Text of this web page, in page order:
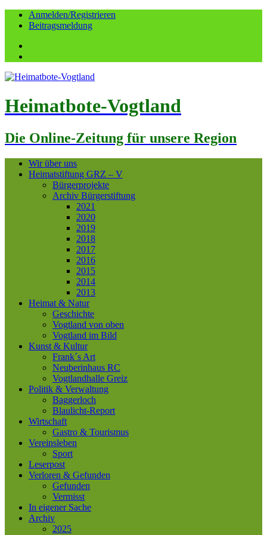
Anmelden/Registrieren
Beitragsmeldung
Heimatbote-Vogtland
Die Online-Zeitung für unsere Region
Wir über uns
Heimatstiftung GRZ – V
Bürgerprojekte
Archiv Bürgerstiftung
2021
2020
2019
2018
2017
2016
2015
2014
2013
Heimat & Natur
Geschichte
Vogtland von oben
Vogtland im Bild
Kunst & Kultur
Frank´s Art
Neuberinhaus RC
Vogtlandhalle Greiz
Politik & Verwaltung
Baggerloch
Blaulicht-Report
Wirtschaft
Gastro & Tourismus
Vereinsleben
Sport
Leserpost
Verloren & Gefunden
Gefunden
Vermisst
In eigener Sache
Archiv
2025